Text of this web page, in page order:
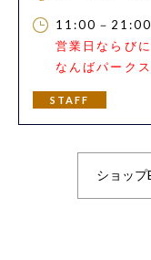
11:00－21:00
営業日ならび
なんばパーク
STAFF